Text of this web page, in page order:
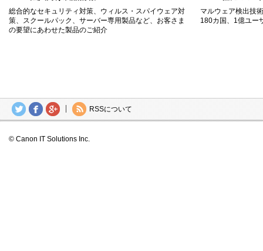
総合的なセキュリティ対策、ウィルス・スパイウェア対
策、スクールパック、サーバー専用製品など、お客さま
の要望にあわせた製品のご紹介
マルウェア検出技
180カ国、1億ユー
RSSについて
© Canon IT Solutions Inc.